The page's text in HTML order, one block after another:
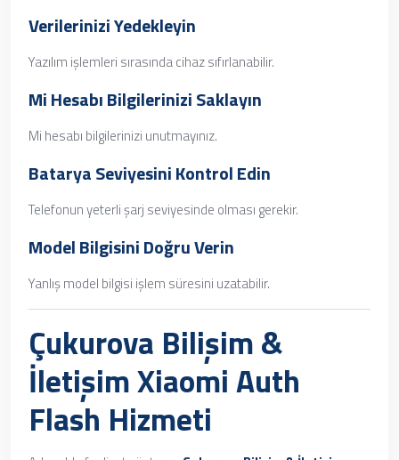
Verilerinizi Yedekleyin
Yazılım işlemleri sırasında cihaz sıfırlanabilir.
Mi Hesabı Bilgilerinizi Saklayın
Mi hesabı bilgilerinizi unutmayınız.
Batarya Seviyesini Kontrol Edin
Telefonun yeterli şarj seviyesinde olması gerekir.
Model Bilgisini Doğru Verin
Yanlış model bilgisi işlem süresini uzatabilir.
Çukurova Bilişim &
İletişim Xiaomi Auth
Flash Hizmeti